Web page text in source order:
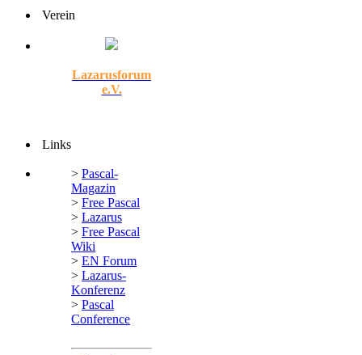
Verein
Lazarusforum
e.V.
Links
> Pascal-
Magazin
> Free Pascal
> Lazarus
> Free Pascal
Wiki
> EN Forum
> Lazarus-
Konferenz
> Pascal
Conference